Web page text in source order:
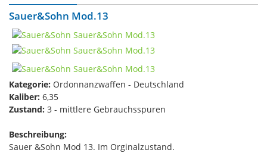
Sauer&Sohn Mod.13
Kategorie: Ordonnanzwaffen - Deutschland
Kaliber: 6,35
Zustand: 3 - mittlere Gebrauchsspuren
Beschreibung:
Sauer &Sohn Mod 13. Im Orginalzustand.